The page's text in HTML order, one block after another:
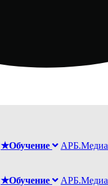
★Обучение АРБ.Медиа
★Обучение АРБ.Медиа